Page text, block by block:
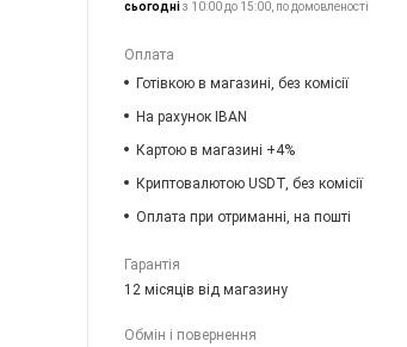
сьогодніз 10:00 до 15:00, по домовленості
Оплата
Готівкою в магазині, без комісії
На рахунок IBAN
Картою в магазині +4%
Криптовалютою USDT, без комісії
Оплата при отриманні, на пошті
Гарантія
12 місяців від магазину
Обмін і повернення